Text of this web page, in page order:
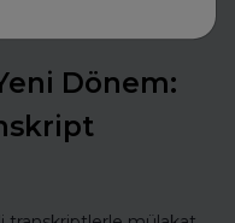
Dönem: